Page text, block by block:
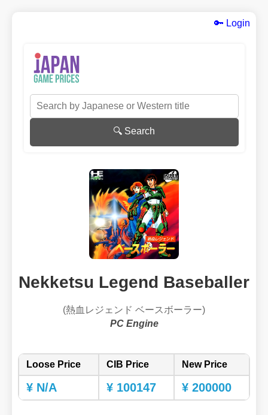
🔑 Login
🔍 Search
Nekketsu Legend Baseballer
(熱血レジェンド ベースボーラー)
PC Engine
Loose Price CIB Price New Price
¥ N/A ¥ 100147 ¥ 200000